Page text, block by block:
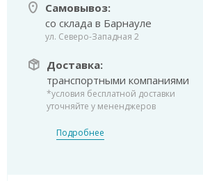
Самовывоз:
со склада в Барнауле
ул. Северо-Западная 2
Доставка:
транспортными компаниями
*условия бесплатной доставки
уточняйте у мененджеров
Подробнее